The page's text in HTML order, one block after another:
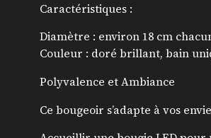
Caractéristiques :
Diamètre : environ 18 cm
Couleur : doré brillant, bain
Polyvalence et Ambiance
Ce bougeoir s’adapte à vos